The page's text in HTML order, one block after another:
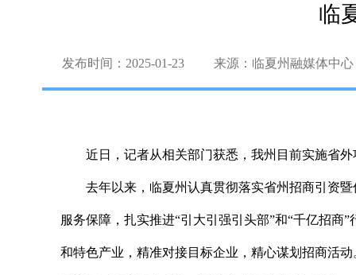
临
发布时间：2025-01-23 来源：临夏州融媒体中心
近日，记者从相关部门获悉，我州目前实施省
去年以来，临夏州认真贯彻落实省州招商引资
服务保障，扎实推进“引大引强引头部”和“千亿招
和特色产业，精准对接目标企业，精心谋划招商活